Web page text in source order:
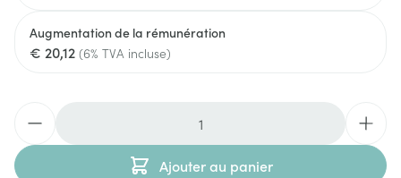
Augmentation de la rémunération
€ 20,12 (6% TVA incluse)
Ajouter au panier